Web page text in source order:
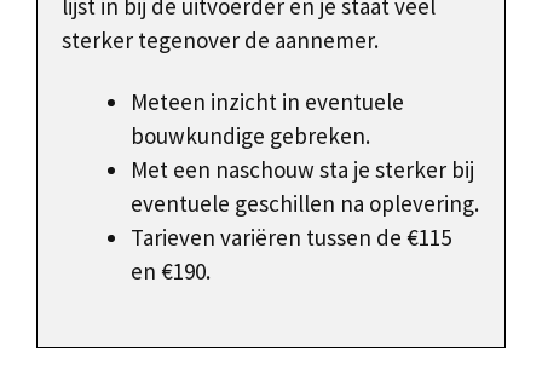
lijst in bij de uitvoerder en je staat veel
sterker tegenover de aannemer.
Meteen inzicht in eventuele
bouwkundige gebreken.
Met een naschouw sta je sterker bij
eventuele geschillen na oplevering.
Tarieven variëren tussen de €115
en €190.